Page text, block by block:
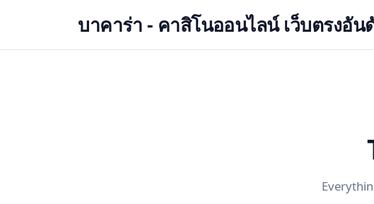
บาคาร่า - คาสิโนออนไลน์ เว็บตรงอั